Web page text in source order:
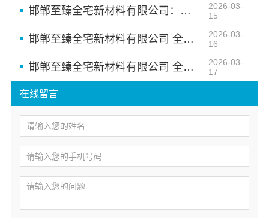
在线留言
邯郸至臻全宅新材料有限公司：全屋定制的品质之选
2026-03-
15
邯郸至臻全宅新材料有限公司 全屋整装一站式服务专家
2026-03-
16
邯郸至臻全宅新材料有限公司 全屋整装一站式服务
2026-03-
17